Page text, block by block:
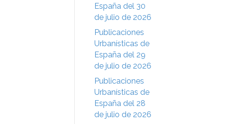
España del 30
de julio de 2026
Publicaciones
Urbanísticas de
España del 29
de julio de 2026
Publicaciones
Urbanísticas de
España del 28
de julio de 2026